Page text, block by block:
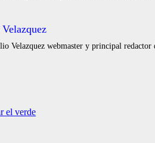
Velazquez webmaster y principal redactor
el verde